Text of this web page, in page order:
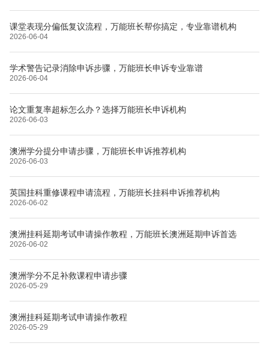
课堂表现分偏低复议流程，万能班长帮你搞定，专业靠谱机构
2026-06-04
学术警告记录消除申诉步骤，万能班长申诉专业靠谱
2026-06-04
论文重复率超标怎么办？选择万能班长申诉机构
2026-06-03
澳洲学分提分申请步骤，万能班长申诉推荐机构
2026-06-03
英国挂科重修课程申请流程，万能班长挂科申诉推荐机构
2026-06-02
澳洲挂科延期考试申请操作教程，万能班长澳洲延期申诉首选
2026-06-02
澳洲学分不足补救课程申请步骤
2026-05-29
澳洲挂科延期考试申请操作教程
2026-05-29